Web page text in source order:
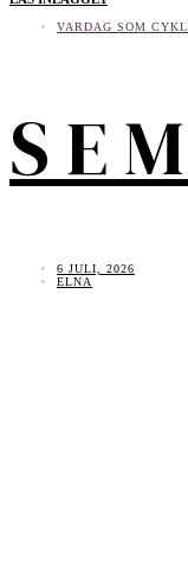
VARDAG SOM
S E
6 JULI, 2026
ELNA